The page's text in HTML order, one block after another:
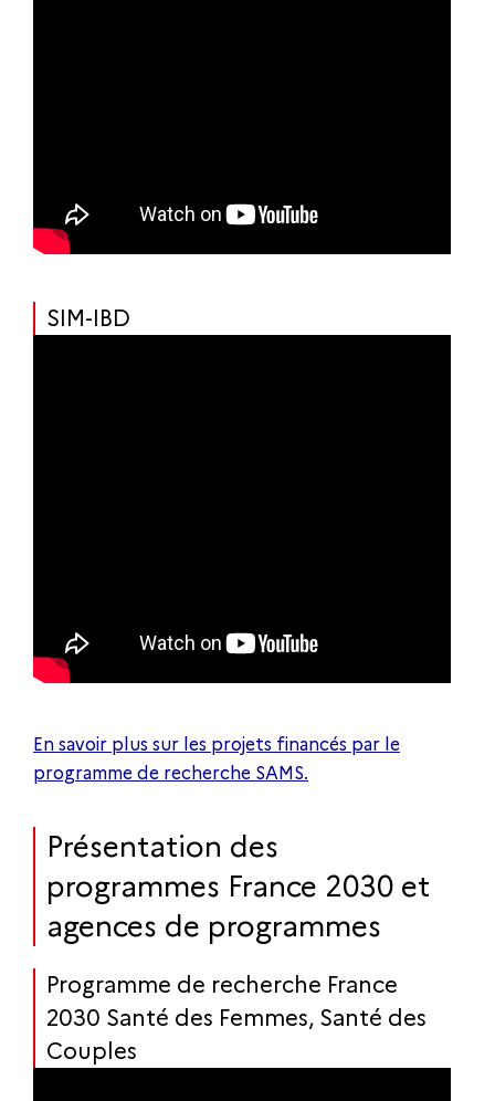
SIM-IBD
En savoir plus sur les projets financés par le
programme de recherche SAMS.
Présentation des
programmes France 2030 et
agences de programmes
Programme de recherche France
2030 Santé des Femmes, Santé des
Couples